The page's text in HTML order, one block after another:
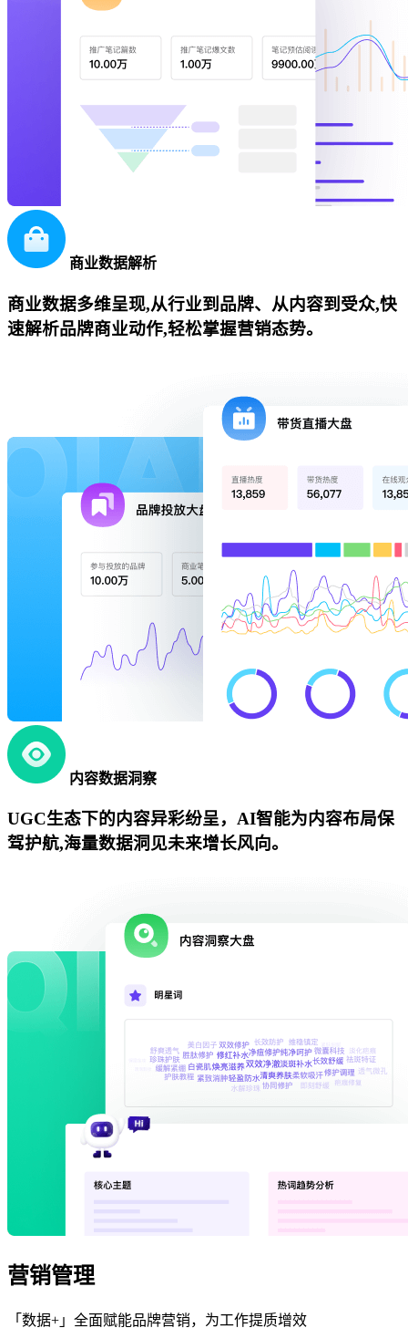
商业数据解析
商业数据多维呈现,从行业到品牌、从内容到受众,快
速解析品牌商业动作,轻松掌握营销态势。
内容数据洞察
UGC生态下的内容异彩纷呈，AI智能为内容布局保
驾护航,海量数据洞见未来增长风向。
营销管理
「数据+」全面赋能品牌营销，为工作提质增效